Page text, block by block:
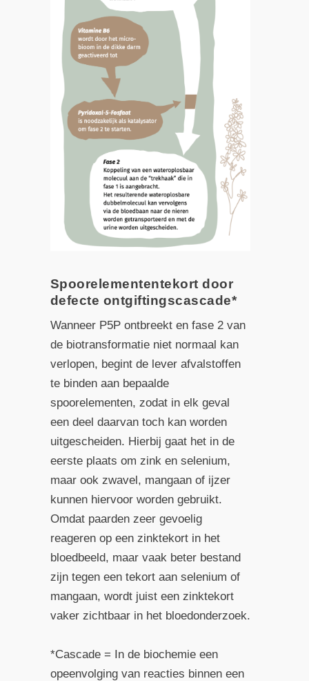
Spoorelemententekort door
defecte ontgiftingscascade*
Wanneer P5P ontbreekt en fase 2 van
de biotransformatie niet normaal kan
verlopen, begint de lever afvalstoffen
te binden aan bepaalde
spoorelementen, zodat in elk geval
een deel daarvan toch kan worden
uitgescheiden. Hierbij gaat het in de
eerste plaats om zink en selenium,
maar ook zwavel, mangaan of ijzer
kunnen hiervoor worden gebruikt.
Omdat paarden zeer gevoelig
reageren op een zinktekort in het
bloedbeeld, maar vaak beter bestand
zijn tegen een tekort aan selenium of
mangaan, wordt juist een zinktekort
vaker zichtbaar in het bloedonderzoek.
*Cascade = In de biochemie een
opeenvolging van reacties binnen een